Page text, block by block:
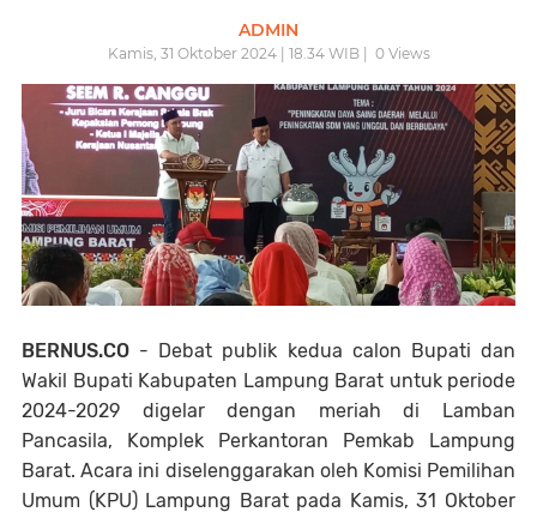
ADMIN
Kamis, 31 Oktober 2024 | 18.34 WIB | 0Views
BERNUS.CO - Debat publik kedua calon Bupati dan
Wakil Bupati Kabupaten Lampung Barat untuk periode
2024-2029 digelar dengan meriah di Lamban
Pancasila, Komplek Perkantoran Pemkab Lampung
Barat. Acara ini diselenggarakan oleh Komisi Pemilihan
Umum (KPU) Lampung Barat pada Kamis, 31 Oktober